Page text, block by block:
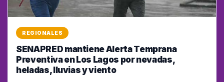
REGIONALES
SENAPRED mantiene Alerta Temprana
Preventiva en Los Lagos por nevadas,
heladas, lluvias y viento